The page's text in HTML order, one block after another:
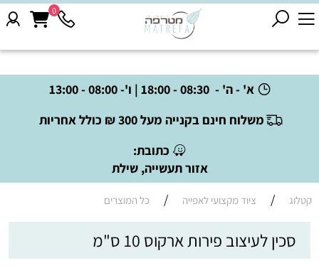
א' - ה' - 08:30 - 18:00 | ו'- 08:00 - 13:00
משלוח חינם בקנייה מעל 300 ₪ כולל אחריות
כתובת:
אזור תעשייה, שילת
0
קטלוג / ציוד מקצועי לאפייה / כל המוצרים
סכין לעיצוב פירות ארקוס 10 ס"מ